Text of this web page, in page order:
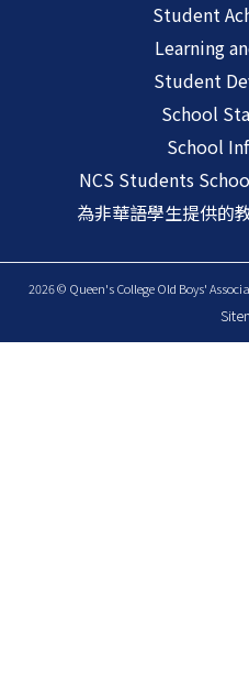
Student
Learning
Student
School
School
NCS Students
為非華語學生提供的
2026 © Queen's College Old Boys'